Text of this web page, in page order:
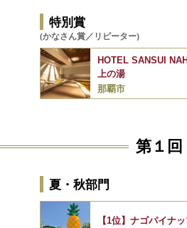
特別賞
(かなさん賞／リピーター)
HOTEL SANSUI
上の湯
那覇市
第１回
夏・秋部門
【1位】ナゴパイナ